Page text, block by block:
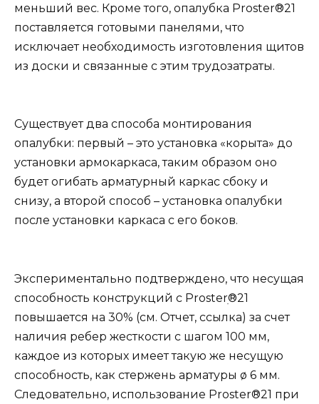
меньший вес. Кроме того, опалубка Proster®21
поставляется готовыми панелями, что
исключает необходимость изготовления щитов
из доски и связанные с этим трудозатраты.
Существует два способа монтирования
опалубки: первый – это установка «корыта» до
установки армокаркаса, таким образом оно
будет огибать арматурный каркас сбоку и
снизу, а второй способ – установка опалубки
после установки каркаса с его боков.
Экспериментально подтверждено, что несущая
способность конструкций с Prosterׅ®21
повышается на 30% (см. Отчет, ссылка) за счет
наличия ребер жесткости с шагом 100 мм,
каждое из которых имеет такую же несущую
способность, как стержень арматуры ø 6 мм.
Следовательно, использование Proster®21 при